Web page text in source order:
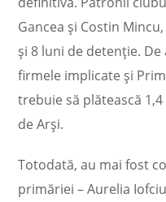
Gancea şi Costin
şi 8 luni de detenţie.
firmele implicate şi
trebuie să plătească
de Arşi.
Totodată, au mai fost
primăriei – Aurelia